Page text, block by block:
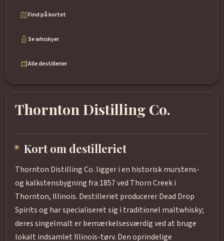
Find på kortet
Se whiskyer
Alle destillerier
Thornton Distilling Co.
Kort om destilleriet
Thornton Distilling Co. ligger i en historisk murstens-
og kalkstensbygning fra 1857 ved Thorn Creek i
Thornton, Illinois. Destilleriet producerer Dead Drop
Spirits og har specialiseret sig i traditionel maltwhisky;
deres singelmalt er bemærkelsesværdig ved at bruge
lokalt indsamlet Illinois-tørv. Den oprindelige